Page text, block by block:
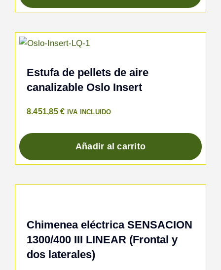
Estufa de pellets de aire
canalizable Oslo Insert
8.451,85€ IVA INCLUIDO
Añadir al carrito
Chimenea eléctrica SENSACION
1300/400 III LINEAR (Frontal y
dos laterales)